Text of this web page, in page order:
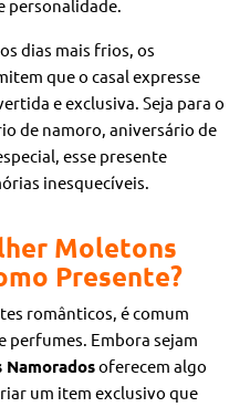
personalidade.
dias mais frios, os
que o casal expresse
e exclusiva. Seja para o
de namoro, aniversário de
esse presente
inesquecíveis.
Moletons
Presente?
românticos, é comum
perfumes. Embora sejam
oferecem algo
um item exclusivo que